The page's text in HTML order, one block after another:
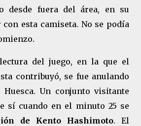
desde fuera del área, en su
esta camiseta. No se podía
del juego, en la que el
contribuyó, se fue anulando
Un conjunto visitante
sí cuando en el minuto 25 se
de Kento Hashimoto. El